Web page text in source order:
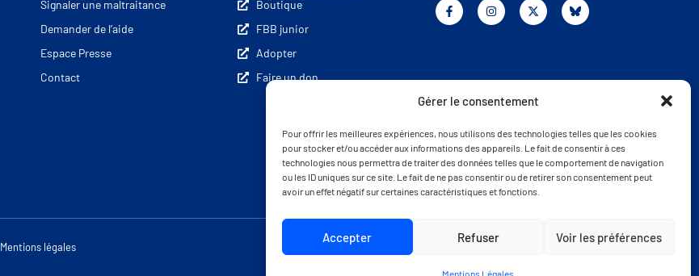
Gérer le consentement
Pour offrir les meilleures expériences, nous utilisons des technologies telles que les cookies
pour stocker et/ou accéder aux informations des appareils. Le fait de consentir à ces
technologies nous permettra de traiter des données telles que le comportement de navigation
ou les ID uniques sur ce site. Le fait de ne pas consentir ou de retirer son consentement peut
avoir un effet négatif sur certaines caractéristiques et fonctions.
Accepter Refuser Voir les préférences
Mentions Légales
Signaler une maltraitance
Demander de l’aide
Espace Presse
Contact
Boutique
FBB junior
Adopter
Faire un don
Mentions légales